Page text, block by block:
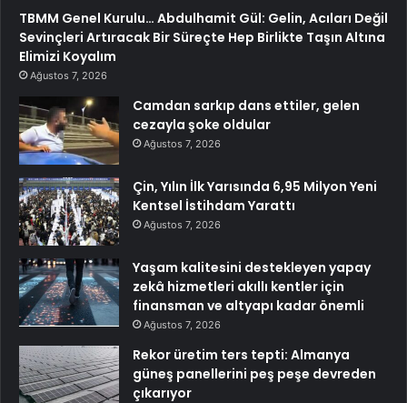
TBMM Genel Kurulu… Abdulhamit Gül: Gelin, Acıları Değil
Sevinçleri Artıracak Bir Süreçte Hep Birlikte Taşın Altına
Elimizi Koyalım
Ağustos 7, 2026
Camdan sarkıp dans ettiler, gelen
cezayla şoke oldular
Ağustos 7, 2026
Çin, Yılın İlk Yarısında 6,95 Milyon Yeni
Kentsel İstihdam Yarattı
Ağustos 7, 2026
Yaşam kalitesini destekleyen yapay
zekâ hizmetleri akıllı kentler için
finansman ve altyapı kadar önemli
Ağustos 7, 2026
Rekor üretim ters tepti: Almanya
güneş panellerini peş peşe devreden
çıkarıyor